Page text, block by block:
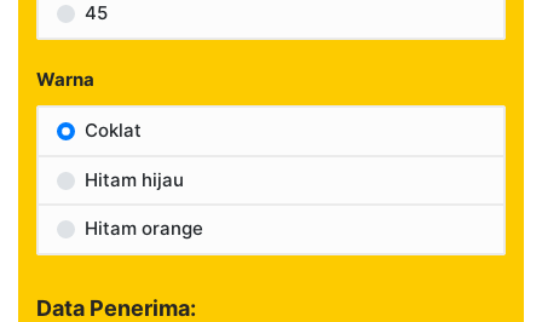
45
Warna
Coklat
Hitam hijau
Hitam orange
Data Penerima: